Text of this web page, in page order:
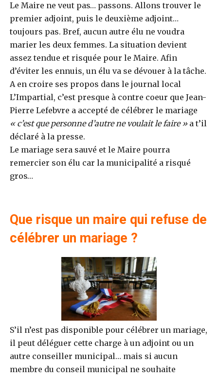
Le Maire ne veut pas… passons. Allons trouver le
premier adjoint, puis le deuxième adjoint…
toujours pas. Bref, aucun autre élu ne voudra
marier les deux femmes. La situation devient
assez tendue et risquée pour le Maire. Afin
d’éviter les ennuis, un élu va se dévouer à la tâche.
A en croire ses propos dans le journal local
L’Impartial, c’est presque à contre coeur que Jean-
Pierre Lefebvre a accepté de célébrer le mariage
« c’est que personne d’autre ne voulait le faire » a t’il
déclaré à la presse.
Le mariage sera sauvé et le Maire pourra
remercier son élu car la municipalité a risqué
gros…
Que risque un maire qui refuse de
célébrer un mariage ?
S’il n’est pas disponible pour célébrer un mariage,
il peut déléguer cette charge à un adjoint ou un
autre conseiller municipal… mais si aucun
membre du conseil municipal ne souhaite